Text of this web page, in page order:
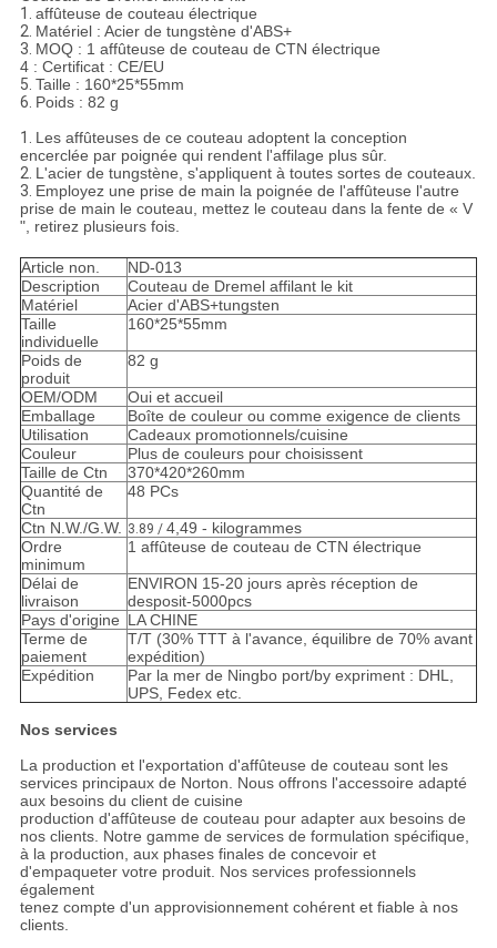
1. affûteuse de couteau électrique
2. Matériel : Acier de tungstène d'ABS+
3. MOQ : 1 affûteuse de couteau de CTN électrique
4 : Certificat : CE/EU
5. Taille : 160*25*55mm
6. Poids : 82 g
1. Les affûteuses de ce couteau adoptent la conception
encerclée par poignée qui rendent l'affilage plus sûr.
2. L'acier de tungstène, s'appliquent à toutes sortes de couteaux.
3. Employez une prise de main la poignée de l'affûteuse l'autre
prise de main le couteau, mettez le couteau dans la fente de « V
", retirez plusieurs fois.
Article non.
ND-013
Description
Couteau de Dremel affilant le kit
Matériel
Acier d'ABS+tungsten
Taille
individuelle
160*25*55mm
Poids de
produit
82 g
OEM/ODM
Oui et accueil
Emballage
Boîte de couleur ou comme exigence de clients
Utilisation
Cadeaux promotionnels/cuisine
Couleur
Plus de couleurs pour choisissent
Taille de Ctn
370*420*260mm
Quantité de
Ctn
48 PCs
Ctn N.W./G.W. 3.89 / 4,49 - kilogrammes
Ordre
minimum
1 affûteuse de couteau de CTN électrique
Délai de
livraison
ENVIRON 15-20 jours après réception de
desposit-5000pcs
Pays d'origine LA CHINE
Terme de
paiement
T/T (30% TTT à l'avance, équilibre de 70% avant
expédition)
Expédition
Par la mer de Ningbo port/by expriment : DHL,
UPS, Fedex etc.
Nos services
La production et l'exportation d'affûteuse de couteau sont les
services principaux de Norton. Nous offrons l'accessoire adapté
aux besoins du client de cuisine
production d'affûteuse de couteau pour adapter aux besoins de
nos clients. Notre gamme de services de formulation spécifique,
à la production, aux phases finales de concevoir et
d'empaqueter votre produit. Nos services professionnels
également
tenez compte d'un approvisionnement cohérent et fiable à nos
clients.